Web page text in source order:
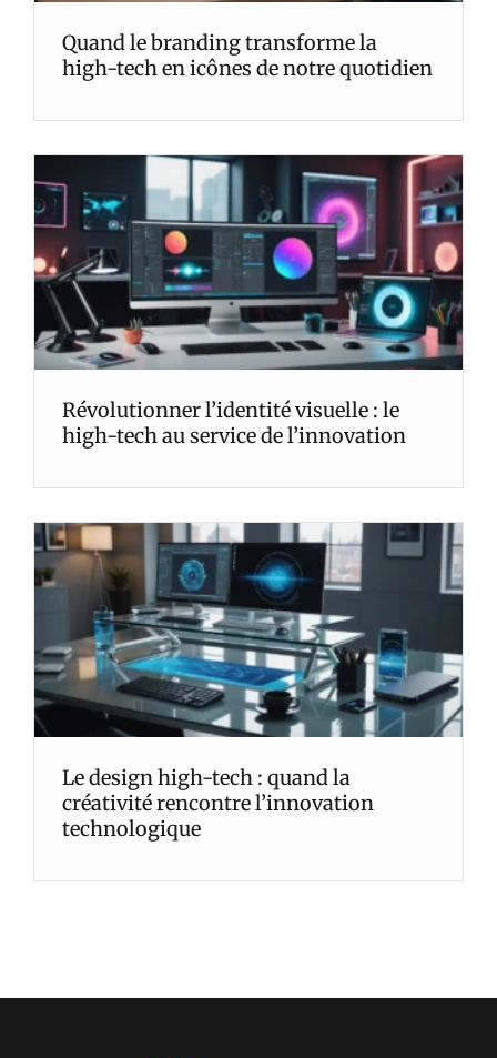
Quand le branding transforme la
high-tech en icônes de notre quotidien
Révolutionner l’identité visuelle : le
high-tech au service de l’innovation
Le design high-tech : quand la
créativité rencontre l’innovation
technologique